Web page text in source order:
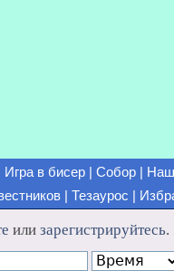
Игра в бисер| Собор|
Тезаурос
или зарегистрируйтесь.